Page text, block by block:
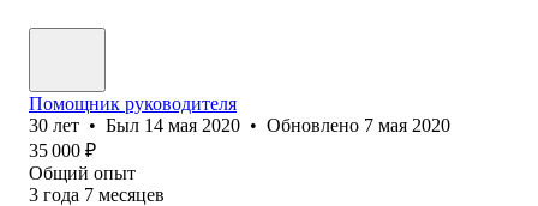
Помощник руководителя
30 лет • Был 14 мая 2020 • Обновлено 7 мая 2020
35 000 ₽
Общий опыт
3 года 7 месяцев